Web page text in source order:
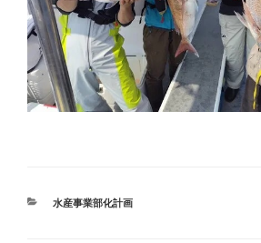
カ
水産事業部化計画